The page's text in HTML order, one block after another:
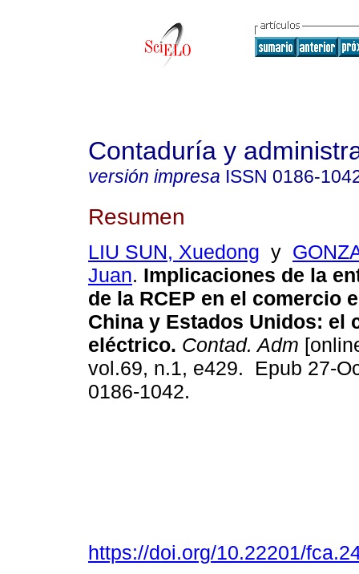
Contaduría y
versión impresa ISSN 0186-
Resumen
LIU SUN, Xuedong y
Juan. Implicaciones de la
de la RCEP en el comercio
China y Estados Unidos: el
eléctrico. Contad. Adm
vol.69, n.1, e429. Epub 27-
0186-1042.
https://doi.org/10.22201/